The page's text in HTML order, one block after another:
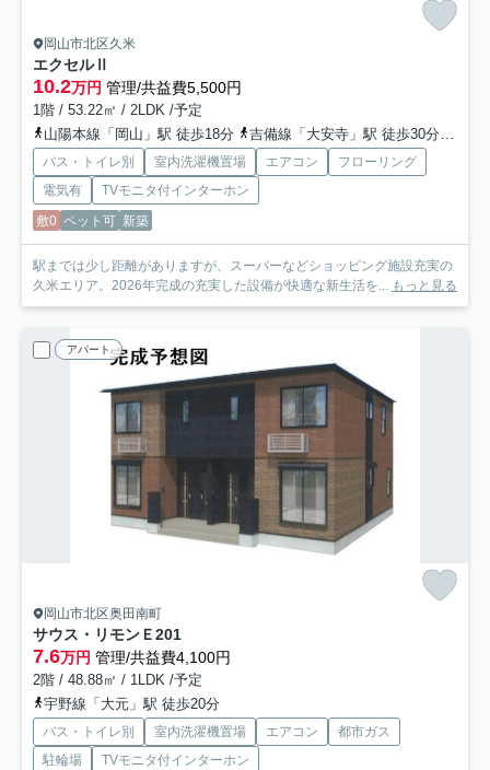
岡山市北区久米
エクセルⅡ
10.2万円 管理/共益費5,500円
1階 / 53.22㎡ / 2LDK /予定
山陽本線「岡山」駅 徒歩18分
吉備線「大安寺」駅 徒歩30分
バス・トイレ別 室内洗濯機置場 エアコン
フローリング
電気有
TVモニタ付インターホン
敷0 ペット可 新築
駅までは少し距離がありますが、スーパーなどショッピング施設充実の
久米エリア。2026年完成の充実した設備が快適な新生活を... もっと見る
アパート
岡山市北区奥田南町
サウス・リモンＥ201
7.6万円 管理/共益費4,100円
2階 / 48.88㎡ / 1LDK /予定
宇野線「大元」駅 徒歩20分
バス・トイレ別 室内洗濯機置場 エアコン
都市ガス
駐輪場
TVモニタ付インターホン